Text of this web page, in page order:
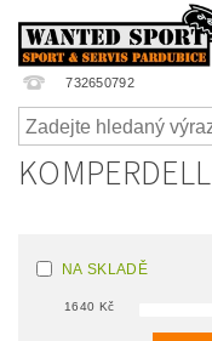
732650792
KOMPERDELL
NA SKLADĚ
1640 Kč